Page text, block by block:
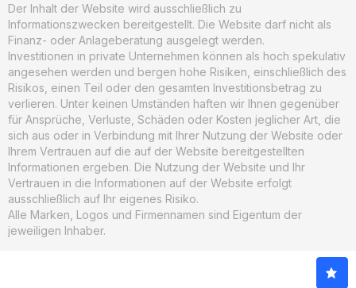
© 2026. xIPOmeter. Alle Rechte vorbehalten.
Der Inhalt der Website wird ausschließlich zu
Informationszwecken bereitgestellt. Die Website darf nicht als
Finanz- oder Anlageberatung ausgelegt werden.
Investitionen in private Unternehmen können als hoch spekulativ
angesehen werden und bergen hohe Risiken, einschließlich des
Risikos, einen Teil oder den gesamten Investitionsbetrag zu
verlieren. Unter keinen Umständen haften wir Ihnen gegenüber
für Ansprüche, Verluste, Schäden oder Kosten jeglicher Art, die
sich aus oder in Verbindung mit Ihrer Nutzung der Website oder
Ihrem Vertrauen auf die auf der Website bereitgestellten
Informationen ergeben. Die Nutzung der Website und Ihr
Vertrauen in die Informationen auf der Website erfolgt
ausschließlich auf Ihr eigenes Risiko.
Alle Marken, Logos und Firmennamen sind Eigentum der
jeweiligen Inhaber.